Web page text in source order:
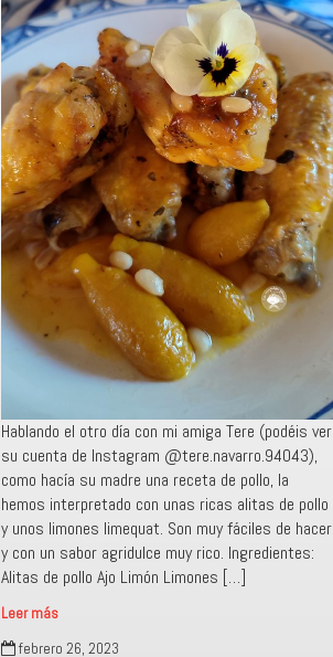
Hablando el otro día con mi amiga Tere (podéis ver
su cuenta de Instagram @tere.navarro.94043),
como hacía su madre una receta de pollo, la
hemos interpretado con unas ricas alitas de pollo
y unos limones limequat. Son muy fáciles de hacer
y con un sabor agridulce muy rico. Ingredientes:
Alitas de pollo Ajo Limón Limones […]
Leer más
“ALITAS
febrero 26, 2023